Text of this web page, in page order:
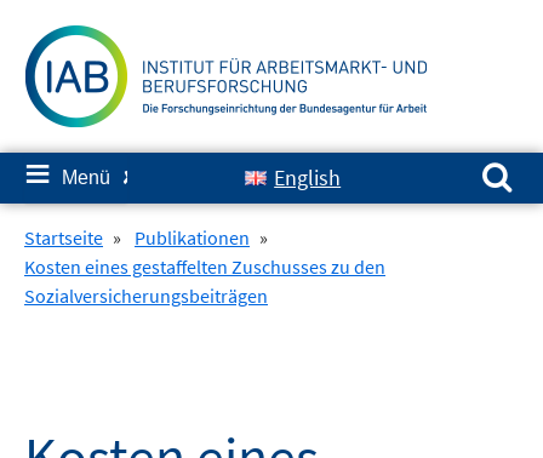
zum
Inhalt
≡ Menü ✘ English
Suchen nach:
Startseite » Publikationen »
Kosten eines gestaffelten Zuschusses zu den
Sozialversicherungsbeiträgen